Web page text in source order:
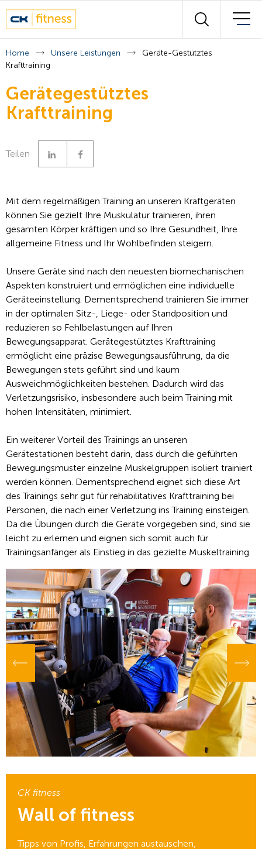
Wall of fitness
Unsere Experten
Kontakt
Home Unsere Leistungen
Geräte-Gestütztes
Krafttraining
Gerätegestütztes
Krafttraining
Teilen LinkedinFacebook
Mit dem regelmäßigen Training an unseren Kraftgeräten
können Sie gezielt Ihre Muskulatur trainieren, ihren
gesamten Körper kräftigen und so Ihre Gesundheit, Ihre
allgemeine Fitness und Ihr Wohlbefinden steigern.
Unsere Geräte sind nach den neuesten biomechanischen
Aspekten konstruiert und ermöglichen eine individuelle
Geräteeinstellung. Dementsprechend trainieren Sie immer
in der optimalen Sitz-, Liege- oder Standposition und
reduzieren so Fehlbelastungen auf Ihren
Bewegungsapparat. Gerätegestütztes Krafttraining
ermöglicht eine präzise Bewegungsausführung, da die
Bewegungen stets geführt sind und kaum
Ausweichmöglichkeiten bestehen. Dadurch wird das
Verletzungsrisiko, insbesondere auch beim Training mit
hohen Intensitäten, minimiert.
Ein weiterer Vorteil des Trainings an unseren
Gerätestationen besteht darin, dass durch die geführten
Bewegungsmuster einzelne Muskelgruppen isoliert trainiert
werden können. Dementsprechend eignet sich diese Art
des Trainings sehr gut für rehabilitatives Krafttraining bei
Personen, die nach einer Verletzung ins Training einsteigen.
Da die Übungen durch die Geräte vorgegeben sind, sind sie
leicht zu erlernen und eignen sich somit auch für
Trainingsanfänger als Einstieg in das gezielte Muskeltraining.
CK fitness
Wall of fitness
Tipps von Profis, Erfahrungen austauschen,